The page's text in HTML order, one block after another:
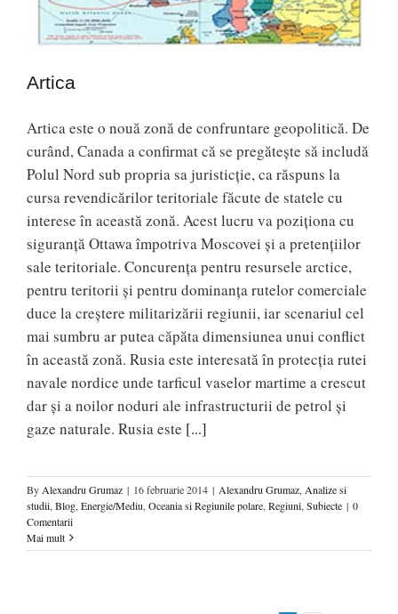
Artica
Artica este o nouă zonă de confruntare geopolitică. De
curând, Canada a confirmat că se pregăteşte să includă
Polul Nord sub propria sa juristicţie, ca răspuns la
cursa revendicărilor teritoriale făcute de statele cu
interese în această zonă. Acest lucru va poziţiona cu
siguranţă Ottawa împotriva Moscovei şi a pretenţiilor
sale teritoriale. Concurenţa pentru resursele arctice,
pentru teritorii şi pentru dominanța rutelor comerciale
duce la creştere militarizării regiunii, iar scenariul cel
mai sumbru ar putea căpăta dimensiunea unui conflict
în această zonă. Rusia este interesată în protecția rutei
navale nordice unde tarficul vaselor martime a crescut
dar și a noilor noduri ale infrastructurii de petrol și
gaze naturale. Rusia este [...]
By Alexandru Grumaz | 16 februarie 2014 | Alexandru Grumaz, Analize si
studii, Blog, Energie/Mediu, Oceania si Regiunile polare, Regiuni, Subiecte | 0
Comentarii
Mai mult